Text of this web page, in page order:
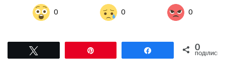
0 0 0
Поділитися0
ПОДІЛИСЬ